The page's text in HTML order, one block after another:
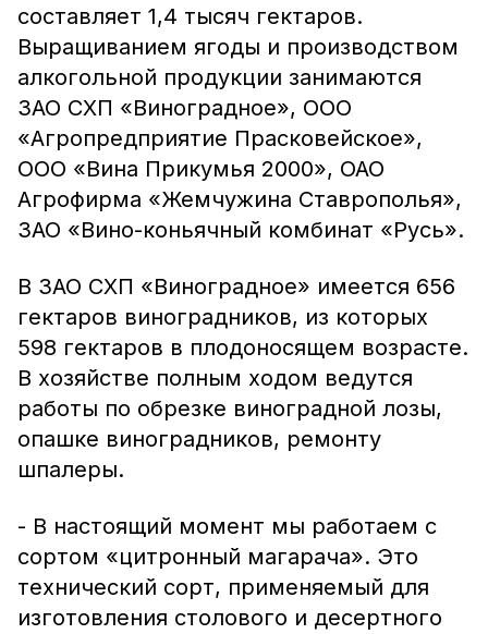
составляет 1,4 тысяч гектаров.
Выращиванием ягоды и производством
алкогольной продукции занимаются
ЗАО СХП «Виноградное», ООО
«Агропредприятие Прасковейское»,
ООО «Вина Прикумья 2000», ОАО
Агрофирма «Жемчужина Ставрополья»,
ЗАО «Вино-коньячный комбинат «Русь».
В ЗАО СХП «Виноградное» имеется 656
гектаров виноградников, из которых
598 гектаров в плодоносящем возрасте.
В хозяйстве полным ходом ведутся
работы по обрезке виноградной лозы,
опашке виноградников, ремонту
шпалеры.
- В настоящий момент мы работаем с
сортом «цитронный магарача». Это
технический сорт, применяемый для
изготовления столового и десертного